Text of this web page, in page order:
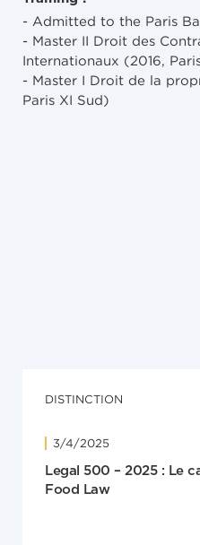
- Admitted to the Paris
- Master II Droit des
Internationaux (2016,
- Master I Droit de la
Paris XI Sud)
DISTINCTION
3/4/2025
Legal 500 – 2025 : Le
Food Law